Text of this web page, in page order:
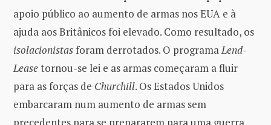
apoio público ao aumento de armas nos EUA e à
ajuda aos Britânicos foi elevado. Como resultado, os
isolacionistasforam derrotados. O programaLend-
Leasetornou-se lei e as armas começaram a fluir
para as forças de Churchill. Os Estados Unidos
embarcaram num aumento de armas sem
precedentes para se prepararem para uma guerra